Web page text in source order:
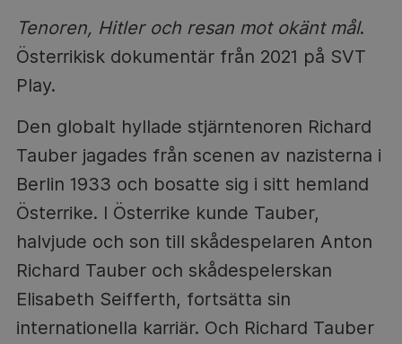
Tenoren, Hitler och resan mot okänt mål.
Österrikisk dokumentär från 2021 på SVT
Play.
Den globalt hyllade stjärntenoren Richard
Tauber jagades från scenen av nazisterna i
Berlin 1933 och bosatte sig i sitt hemland
Österrike. I Österrike kunde Tauber,
halvjude och son till skådespelaren Anton
Richard Tauber och skådespelerskan
Elisabeth Seifferth, fortsätta sin
internationella karriär. Och Richard Tauber